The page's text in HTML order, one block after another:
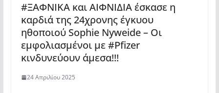
#ΞΑΦΝΙΚΑ και ΑΙΦΝΙΔΙΑ έσκασε η
καρδιά της 24χρονης έγκυου
ηθοποιού Sophie Nyweide – Οι
εμφολιασμένοι με #Pfizer
κινδυνεύουν άμεσα!!!
24 Απριλίου 2025